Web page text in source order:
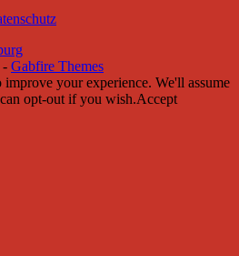
- Gabfire Themes
your experience. We'll assume
opt-out if you wish.Accept